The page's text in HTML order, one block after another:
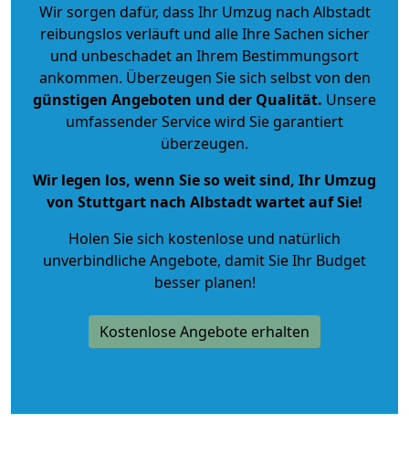
Wir sorgen dafür, dass Ihr Umzug nach Albstadt
reibungslos verläuft und alle Ihre Sachen sicher
und unbeschadet an Ihrem Bestimmungsort
ankommen. Überzeugen Sie sich selbst von den
günstigen Angeboten und der Qualität. Unsere
umfassender Service wird Sie garantiert
überzeugen.
Wir legen los, wenn Sie so weit sind, Ihr Umzug
von Stuttgart nach Albstadt wartet auf Sie!
Holen Sie sich kostenlose und natürlich
unverbindliche Angebote, damit Sie Ihr Budget
besser planen!
Kostenlose Angebote erhalten